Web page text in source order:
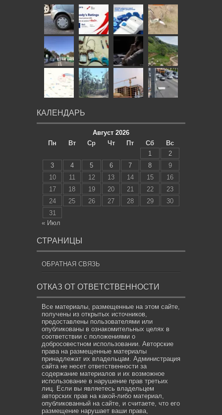
КАЛЕНДАРЬ
Август 2026
Пн
Вт Ср Чт Пт Сб
Вс
1
2
3
4 5 6 7 8
9
10
11 12 13 14 15
16
17
18 19 20 21 22
23
24
25 26 27 28 29
30
31
« Июл
СТРАНИЦЫ
ОБРАТНАЯ СВЯЗЬ
ОТКАЗ ОТ ОТВЕТСТВЕННОСТИ
Все материалы, размещенные на этом сайте,
получены из открытых источников,
предоставлены пользователями или
опубликованы в ознакомительных целях в
соответствии с положениями о
добросовестном использовании. Авторские
права на размещенные материалы
принадлежат их владельцам. Администрация
сайта не несет ответственности за
содержание материалов и их возможное
использование в нарушение прав третьих
лиц. Если вы являетесь владельцем
авторских прав на какой-либо материал,
опубликованный на сайте, и считаете, что его
размещение нарушает ваши права,